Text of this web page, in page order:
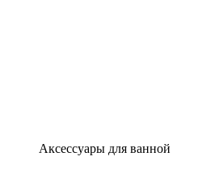
Аксессуары для ванной